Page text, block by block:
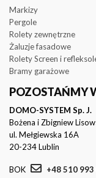
Markizy
Pergole
Rolety zewnętrzne
Żaluzje fasadowe
Rolety Screen i
Bramy garażowe
POZOSTAŃMY
DOMO-SYSTEM Sp. J.
Bożena i Zbigniew
ul. Mełgiewska 16A
20-234 Lublin
BOK
+48 510